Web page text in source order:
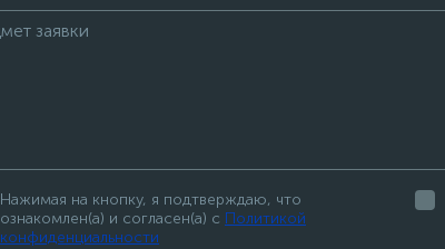
Нажимая на кнопку, я подтверждаю, что
ознакомлен(а) и согласен(а) с Политикой
конфиденциальности